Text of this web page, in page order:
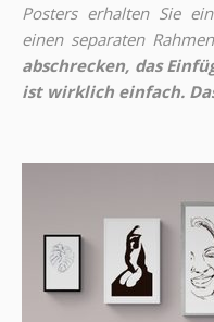
Posters erhalten Sie
einen separaten
abschrecken, das
ist wirklich einfach.